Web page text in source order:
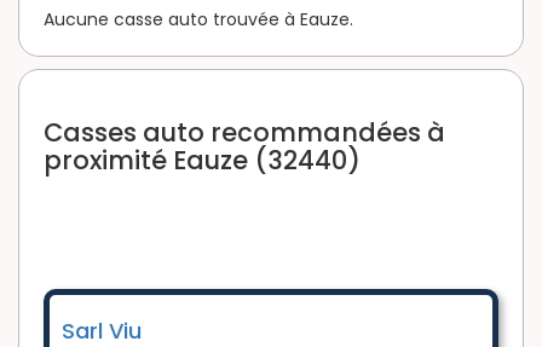
Aucune casse auto trouvée à Eauze.
Casses auto recommandées à
proximité Eauze (32440)
Sarl Viu